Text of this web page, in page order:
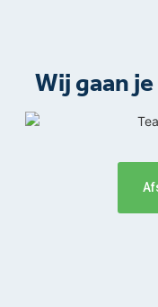
Wij gaan